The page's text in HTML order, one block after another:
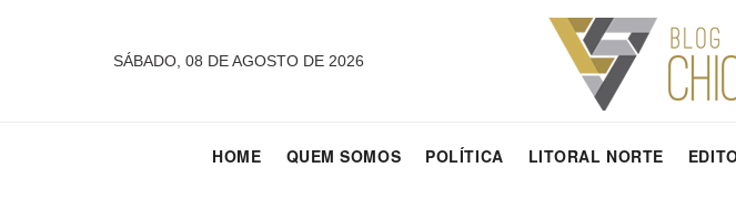
SÁBADO, 08 DE AGOSTO DE 2026
HOME QUEM SOMOS POLÍTICA LITORAL NORTE